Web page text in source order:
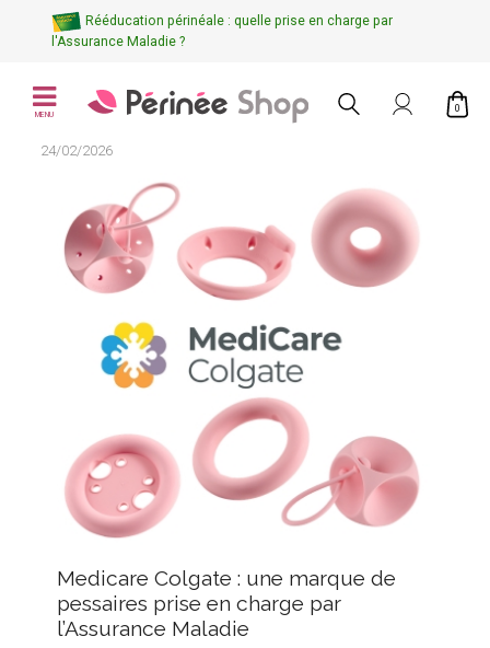
Rééducation périnéale : quelle prise en charge par
l'Assurance Maladie ?
MENU
0
24/02/2026
Medicare Colgate : une marque de
pessaires prise en charge par
l’Assurance Maladie